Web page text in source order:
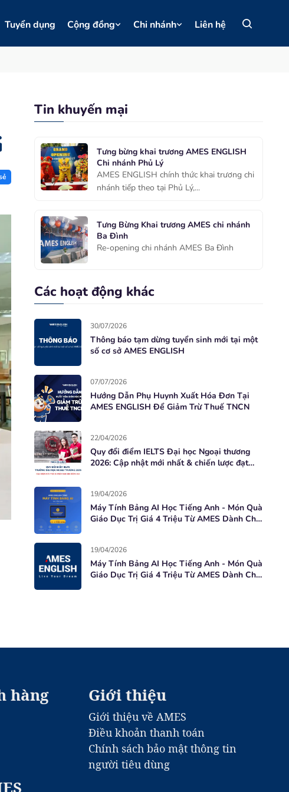
Tuyển dụng Cộng đồng Chi nhánh Liên hệ
Tin khuyến mại
Tưng bừng khai trương AMES ENGLISH
Chi nhánh Phủ Lý
AMES ENGLISH chính thức khai trương chi
nhánh tiếp theo tại Phủ Lý,...
Tưng Bừng Khai trương AMES chi nhánh
Ba Đình
Re-opening chi nhánh AMES Ba Đình
Các hoạt động khác
30/07/2026
Thông báo tạm dừng tuyển sinh mới tại một
số cơ sở AMES ENGLISH
07/07/2026
Hướng Dẫn Phụ Huynh Xuất Hóa Đơn Tại
AMES ENGLISH Để Giảm Trừ Thuế TNCN
22/04/2026
Quy đổi điểm IELTS Đại học Ngoại thương
2026: Cập nhật mới nhất & chiến lược đạt
19/04/2026
Máy Tính Bảng AI Học Tiếng Anh - Món Quà
Giáo Dục Trị Giá 4 Triệu Từ AMES Dành Cho
19/04/2026
Máy Tính Bảng AI Học Tiếng Anh - Món Quà
Giáo Dục Trị Giá 4 Triệu Từ AMES Dành Cho
hàng Giới thiệu
Giới thiệu về AMES
Điều khoản thanh toán
Chính sách bảo mật thông tin
người tiêu dùng